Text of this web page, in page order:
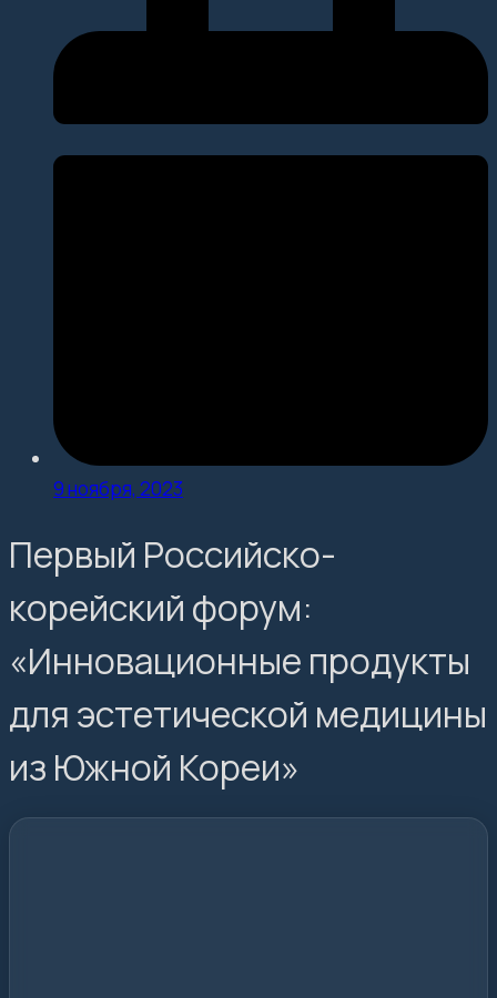
9 ноября, 2023
Первый Российско-
корейский форум:
«Инновационные продукты
для эстетической медицины
из Южной Кореи»